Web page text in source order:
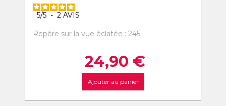
5/5 - 2 AVIS
Repère sur la vue éclatée : 245
24,90 €
Ajouter au panier